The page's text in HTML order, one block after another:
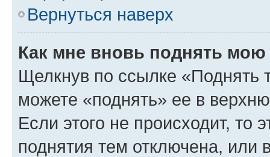
Вернуться наверх
Как мне вновь поднять мою
Щелкнув по ссылке «Поднять
можете «поднять» ее в
Если этого не происходит, то
поднятия тем отключена, или